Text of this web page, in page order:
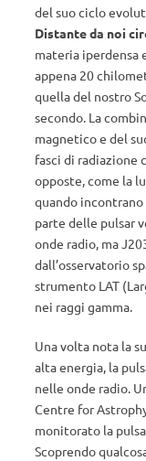
del suo ciclo
Distante da noi
materia iperdensa
appena 20
quella del nostro
secondo. La
magnetico e del
fasci di radiazione
opposte, come la
quando
parte delle pulsar
onde radio, ma
dall’osservatorio
strumento LAT
nei raggi gamma.
Una volta nota la
alta energia, la
nelle onde radio.
Centre for
monitorato la
Scoprendo